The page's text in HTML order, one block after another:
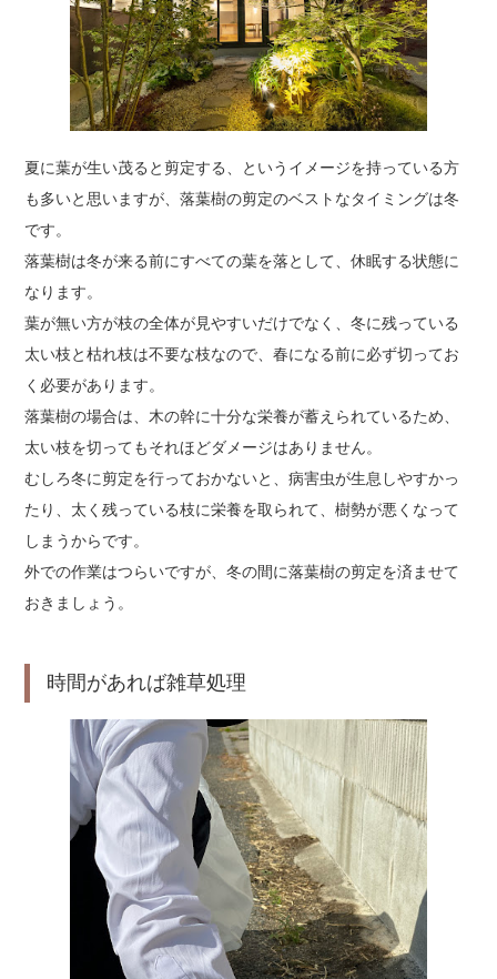
夏に葉が生い茂ると剪定する、というイメージを持っている方
も多いと思いますが、落葉樹の剪定のベストなタイミングは冬
です。
落葉樹は冬が来る前にすべての葉を落として、休眠する状態に
なります。
葉が無い方が枝の全体が見やすいだけでなく、冬に残っている
太い枝と枯れ枝は不要な枝なので、春になる前に必ず切ってお
く必要があります。
落葉樹の場合は、木の幹に十分な栄養が蓄えられているため、
太い枝を切ってもそれほどダメージはありません。
むしろ冬に剪定を行っておかないと、病害虫が生息しやすかっ
たり、太く残っている枝に栄養を取られて、樹勢が悪くなって
しまうからです。
外での作業はつらいですが、冬の間に落葉樹の剪定を済ませて
おきましょう。
時間があれば雑草処理